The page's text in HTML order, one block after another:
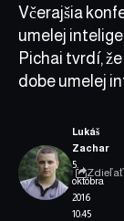
Včerajšia
umelej
Pichai tvrdí,
dobe umelej
5.
októbra
2016
10:45
Lukáš
Zachar
Zdieľať